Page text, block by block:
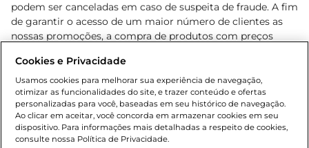
podem ser canceladas em caso de suspeita de fraude. A fim
de garantir o acesso de um maior número de clientes as
nossas promoções, a compra de produtos com preços
cliente. Os preços, ofertas e condições são exclusivos para
o e-commerce e válidos durante o dia de hoje, podendo
sofrer alterações sem prévia notificação. Proibida a venda
de bebidas alcoólicas para menores de 18 anos, conforme
Lei n.º 8069/90, art. 81, inciso II (Estatuto da Criança e do
Adolescente). Preços e condições exclusivos para o
Cookies e Privacidade
Usamos cookies para melhorar sua experiência de navegação,
otimizar as funcionalidades do site, e trazer conteúdo e ofertas
personalizadas para você, baseadas em seu histórico de navegação.
Ao clicar em aceitar, você concorda em armazenar cookies em seu
dispositivo. Para informações mais detalhadas a respeito de cookies,
consulte nossa Política de Privacidade.